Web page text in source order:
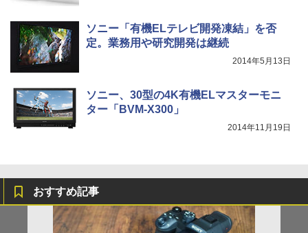
ソニー「有機ELテレビ開発凍結」を否
定。業務用や研究開発は継続
2014年5月13日
ソニー、30型の4K有機ELマスターモニ
ター「BVM-X300」
2014年11月19日
おすすめ記事